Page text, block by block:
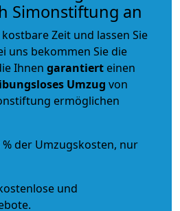
Simonstiftung an
Zeit und lassen Sie
uns bekommen Sie die
Ihnen garantiert einen
Umzug von
ermöglichen
% der Umzugskosten, nur
und